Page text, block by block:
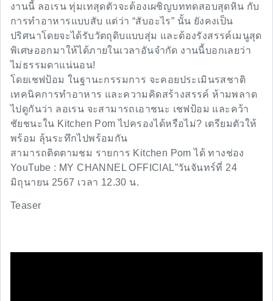
งานนี้ ลอเรน ทุ่มเทสุดตัวจะต้องเผชิญบททดสอบสุดหิน กับ
การทำอาหารแบบสับ แต่ว่า “สับอะไร” นั้น ยังคงเป็น
ปริศนาโดยจะได้รับวัตถุดิบแบบสุ่ม และต้องรังสรรค์เมนูสุด
พิเศษออกมาให้ได้ภายในเวลาอันจำกัด งานนี้บอกเลยว่า
ไม่ธรรมดาแน่นอน!
โดยเชฟป้อม ในฐานะกรรมการ จะคอยประเมินรสชาติ
เทคนิคการทำอาหาร และความคิดสร้างสรรค์ ห้ามพลาด
ไปดูกันว่า ลอเรน จะสามารถเอาชนะ เชฟป้อม และคว้า
ชัยชนะใน Kitchen Pom ไปครองได้หรือไม่? เตรียมตัวให้
พร้อม ลุ้นระทึกไปพร้อมกัน
สามารถติดตามชม รายการ Kitchen Pom ได้ ทางช่อง
YouTube : MY CHANNEL OFFICIAL”วันจันทร์ที่ 24
มิถุนายน 2567 เวลา 12.30 น.
Teaser